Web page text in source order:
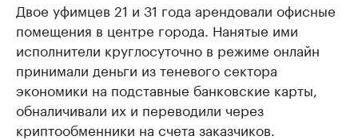
Двое уфимцев 21 и 31 года арендовали офисные
помещения в центре города. Нанятые ими
исполнители круглосуточно в режиме онлайн
принимали деньги из теневого сектора
экономики на подставные банковские карты,
обналичивали их и переводили через
криптообменники на счета заказчиков.